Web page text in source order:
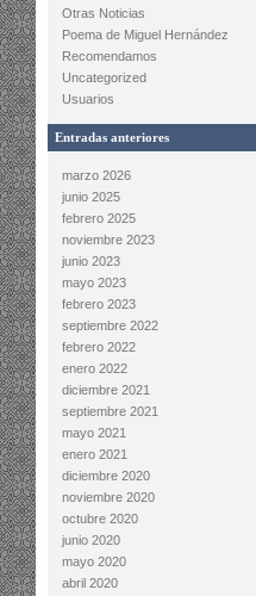
Otras Noticias
Poema de Miguel Hernández
Recomendamos
Uncategorized
Usuarios
Entradas anteriores
marzo 2026
junio 2025
febrero 2025
noviembre 2023
junio 2023
mayo 2023
febrero 2023
septiembre 2022
febrero 2022
enero 2022
diciembre 2021
septiembre 2021
mayo 2021
enero 2021
diciembre 2020
noviembre 2020
octubre 2020
junio 2020
mayo 2020
abril 2020